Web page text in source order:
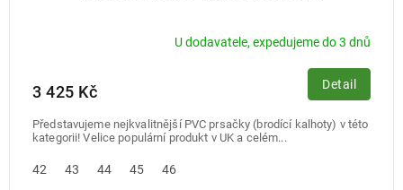
U dodavatele, expedujeme do 3 dnů
3 425 Kč Detail
Představujeme nejkvalitnější PVC prsačky (brodící kalhoty) v této
kategorii! Velice populární produkt v UK a celém...
42 43 44 45 46